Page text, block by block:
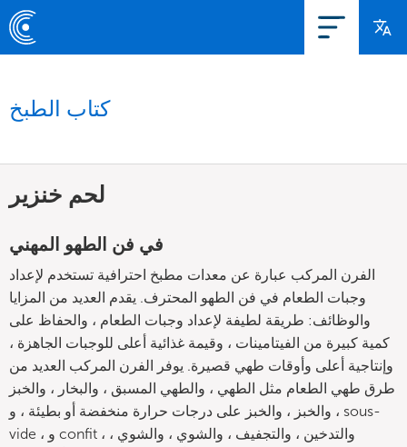
كتاب الطبخ
لحم خنزير
في فن الطهو المهني
الفرن المركب عبارة عن معدات مطبخ احترافية تستخدم لإعداد
وجبات الطعام في فن الطهو المحترف. يقدم العديد من المزايا
والوظائف: طريقة لطيفة لإعداد وجبات الطعام ، والحفاظ على
كمية كبيرة من الفيتامينات ، وقيمة غذائية أعلى للوجبات الجاهزة ،
وإنتاجية أعلى وأوقات طهي قصيرة. يوفر الفرن المركب العديد من
طرق طهي الطعام مثل الطهي ، والطهي المسبق ، والبخار ، والخبز
، والخبز ، والخبز على درجات حرارة منخفضة أو بطيئة ، و sous-
vide ، و confit ، والتدخين ، والتجفيف ، والشوي ، والشوي ،